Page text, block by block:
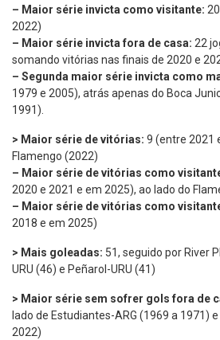
– Maior série invicta como visitante:
2022)
– Maior série invicta fora de casa: 22
somando vitórias nas finais de 2020 e
– Segunda maior série invicta como
1979 e 2005), atrás apenas do Boca
1991).
> Maior série de vitórias: 9 (entre 2021
Flamengo (2022)
– Maior série de vitórias como
2020 e 2021 e em 2025), ao lado do
– Maior série de vitórias como
2018 e em 2025)
> Mais goleadas: 51, seguido por River
URU (46) e Peñarol-URU (41)
> Maior série sem sofrer gols fora de
lado de Estudiantes-ARG (1969 a 1971)
2022)